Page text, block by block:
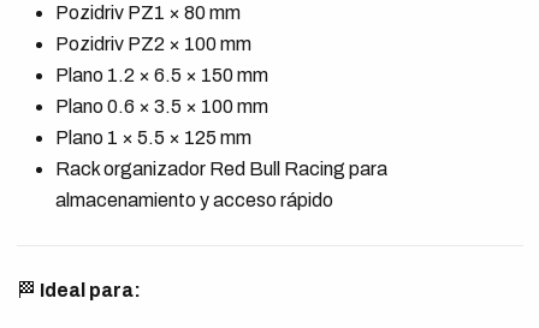
Pozidriv PZ1 × 80 mm
Pozidriv PZ2 × 100 mm
Plano 1.2 × 6.5 × 150 mm
Plano 0.6 × 3.5 × 100 mm
Plano 1 × 5.5 × 125 mm
Rack organizador Red Bull Racing para
almacenamiento y acceso rápido
🏁 Ideal para: